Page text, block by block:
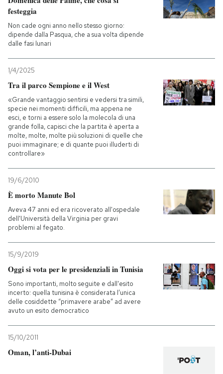
festeggia
Non cade ogni anno nello stesso giorno:
dipende dalla Pasqua, che a sua volta dipende
dalle fasi lunari
1/4/2025
Tra il parco Sempione e il West
«Grande vantaggio sentirsi e vedersi tra simili,
specie nei momenti difficili, ma appena ne
esci, e torni a essere solo la molecola di una
grande folla, capisci che la partita è aperta a
molte, molte, molte più soluzioni di quelle che
puoi immaginare; e di quante puoi illuderti di
controllare»
19/6/2010
È morto Manute Bol
Aveva 47 anni ed era ricoverato all'ospedale
dell'Università della Virginia per gravi
problemi al fegato.
15/9/2019
Oggi si vota per le presidenziali in Tunisia
Sono importanti, molto seguite e dall'esito
incerto: quella tunisina è considerata l’unica
delle cosiddette “primavere arabe” ad avere
avuto un esito democratico
15/10/2011
Oman, l’anti-Dubai